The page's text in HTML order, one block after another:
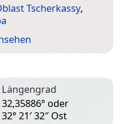
Tscherkassy,
Längengrad
32,35886° oder
32° 21′ 32″ Ost